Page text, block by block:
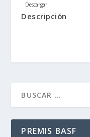
Descargar
Descripción
PREMIS BASF